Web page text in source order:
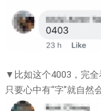
▼比如这个4003，完全
只要心中有“字”就自然